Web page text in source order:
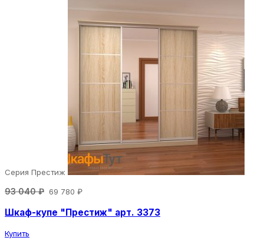
Серия Престиж
93 040 ₽ 69 780 ₽
Шкаф-купе "Престиж" арт. 3373
Купить